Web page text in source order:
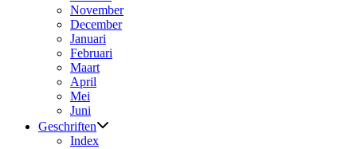
November
December
Januari
Februari
Maart
April
Mei
Juni
Geschriften
Index